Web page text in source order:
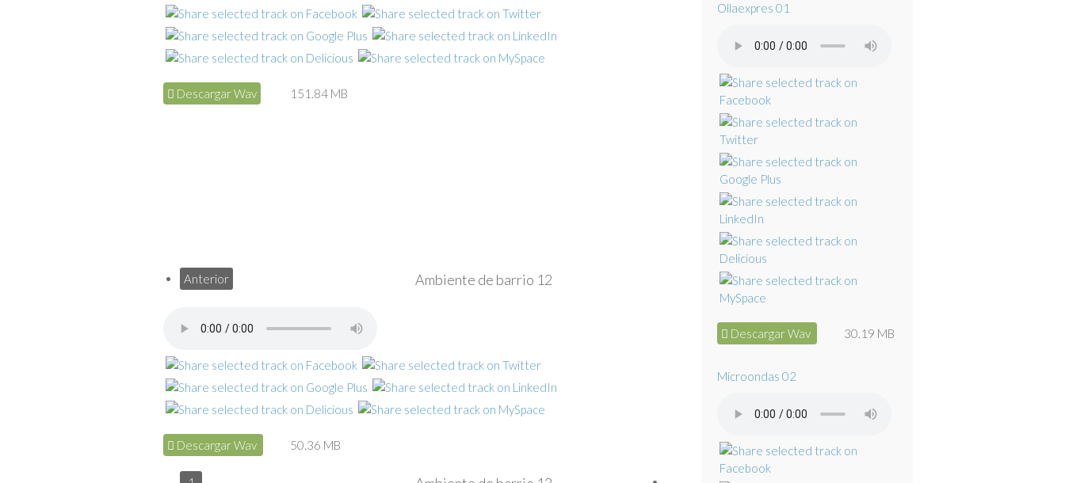
Descargar Wav 151.84 MB
Ambiente de barrio 12
Descargar Wav 50.36 MB
Anterior
Ollaexpres 01
Descargar Wav 30.19 MB
Microondas 02